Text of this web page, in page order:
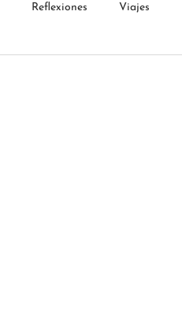
Reflexiones Viajes